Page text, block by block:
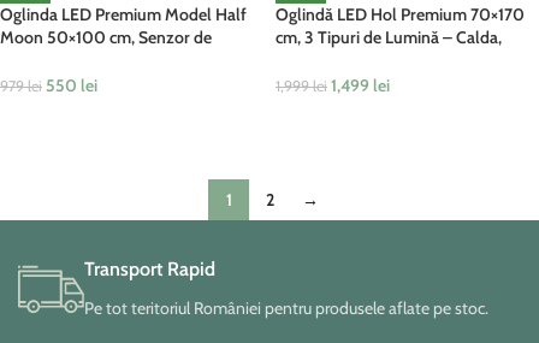
Oglinda LED Premium Model Half
Moon 50×100 cm, Senzor de
Rece, Naturala
979lei 550 lei
Oglindă LED Hol Premium 70×170
cm, 3 Tipuri de Lumină – Calda,
1,999lei 1,499 lei
1 2 →
Transport Rapid
Pe tot teritoriul României pentru produsele aflate pe stoc.